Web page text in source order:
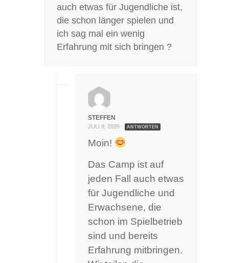
auch etwas für Jugendliche ist,
die schon länger spielen und
ich sag mal ein wenig
Erfahrung mit sich bringen ?
STEFFEN
JULI 9, 2026 - ANTWORTEN
Moin!
Das Camp ist auf
jeden Fall auch etwas
für Jugendliche und
Erwachsene, die
schon im Spielbetrieb
sind und bereits
Erfahrung mitbringen.